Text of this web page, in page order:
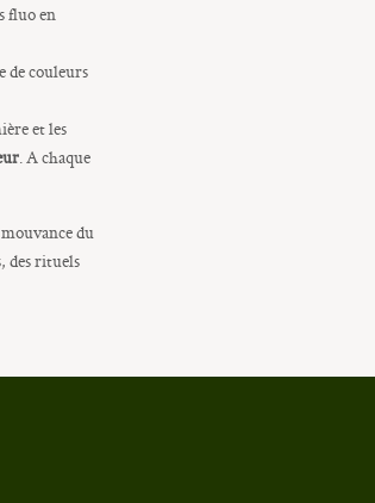
fluo en
de couleurs
et les
. A chaque
du
des rituels